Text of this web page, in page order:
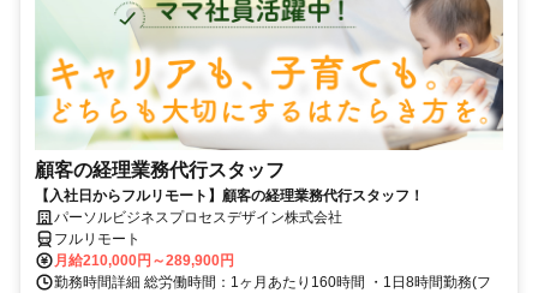
顧客の経理業務代行スタッフ
【入社日からフルリモート】顧客の経理業務代行スタッフ！
パーソルビジネスプロセスデザイン株式会社
フルリモート
月給210,000円～289,900円
勤務時間詳細 総労働時間：1ヶ月あたり160時間 ・1日8時間勤務(フ